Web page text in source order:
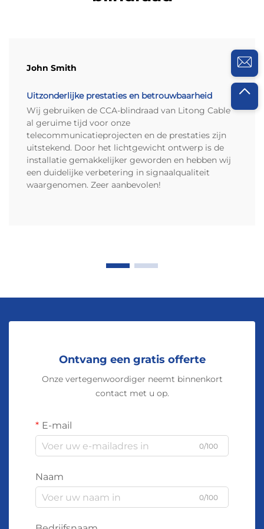
CCAM-draad
Reksterkte-winsten door
aluminium bekleding en
implicaties voor de duurzaamheid
van kabelbomen
Aluminiumbekleding in CCAM verhoogt de
vloeisterkte ongeveer 20 tot 30 procent ten
opzichte van zuiver koper, wat een aanzienlijk
trekkrachten zijn betrokken. De extra
voor de ophanging en motorbehuizingen.
adersdoorsneden te gebruiken terwijl ze toch
voldoende veiligheidsniveaus behouden voor
belangrijke verbindingen tussen batterijen en
tractiemotoren. De buigzaamheid neemt
temperaturen variërend van min 40 graden
Celsius tot plus 125 graden, maar tests tonen aan
standaard automobiele temperatuurbereiken om
te voldoen aan de vereiste ISO 6722-1-normen
voor zowel treksterkte als rekvermogen.
John Smith
Uitzonderlijke prestaties en betrouwbaarheid
Wij gebruiken de CCA-blindraad van Litong Cable
al geruime tijd voor onze
telecommunicatieprojecten en de prestaties zijn
uitstekend. Door het lichtgewicht ontwerp is de
installatie gemakkelijker geworden en hebben wij
een duidelijke verbetering in signaalqualiteit
waargenomen. Zeer aanbevolen!
Ontvang een gratis offerte
Onze vertegenwoordiger neemt binnenkort
contact met u op.
E-mail
0/100
Naam
0/100